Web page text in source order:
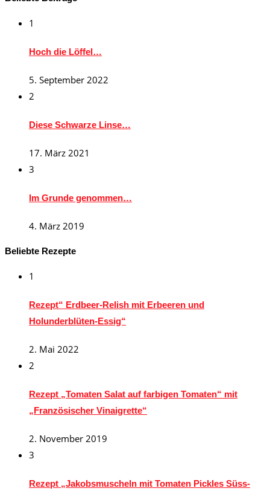
1
Hoch die Löffel…
5. September 2022
2
Diese Schwarze Linse…
17. März 2021
3
Im Grunde genommen…
4. März 2019
Beliebte Rezepte
1
Rezept“ Erdbeer-Relish mit Erbeeren und
Holunderblüten-Essig“
2. Mai 2022
2
Rezept „Tomaten Salat auf farbigen Tomaten“ mit
„Französischer Vinaigrette“
2. November 2019
3
Rezept „Jakobsmuscheln mit Tomaten Pickles Süss-